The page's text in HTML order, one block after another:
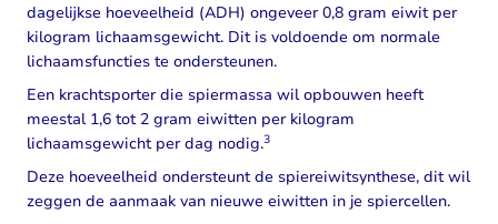
dagelijkse hoeveelheid (ADH) ongeveer 0,8 gram eiwit per
kilogram lichaamsgewicht. Dit is voldoende om normale
lichaamsfuncties te ondersteunen.
Een krachtsporter die spiermassa wil opbouwen heeft
meestal 1,6 tot 2 gram eiwitten per kilogram
lichaamsgewicht per dag nodig.3
Deze hoeveelheid ondersteunt de spiereiwitsynthese, dit wil
zeggen de aanmaak van nieuwe eiwitten in je spiercellen.